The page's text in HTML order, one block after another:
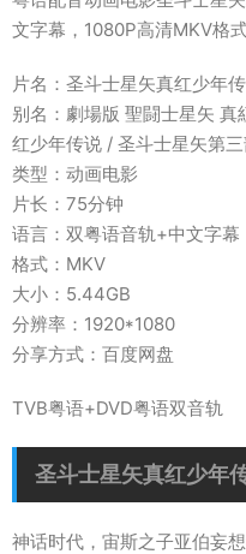
文字幕，1080P高清MKV格式
片名：圣斗士星矢真红少年
别名：劇場版 聖闘士星矢
红少年传说 / 圣斗士星矢第
类型：动画电影
片长：75分钟
语言：双粤语音轨+中文字幕
格式：MKV
大小：5.44GB
分辨率：1920*1080
分享方式：百度网盘
TVB粤语+DVD粤语双音轨
圣斗士星矢真红少年
神话时代，宙斯之子亚伯妄